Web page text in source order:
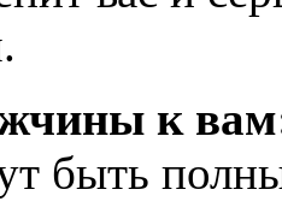
к
быть